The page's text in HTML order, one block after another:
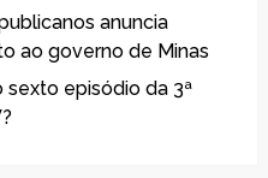
anuncia
ao governo de Minas
sexto episódio da 3ª